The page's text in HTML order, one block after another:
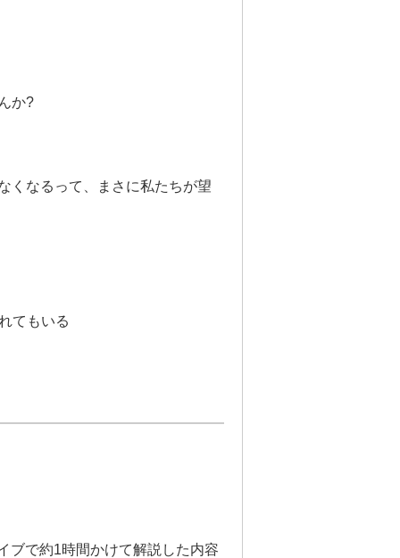
か?
くなるって、まさに私たちが望
てもいる
ブで約1時間かけて解説した内容